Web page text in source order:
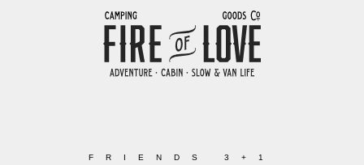
FRIENDS 3+1